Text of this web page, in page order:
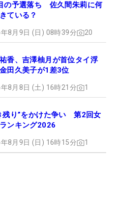
の予選落ち 佐久間朱莉に何
ている？
8月9日 (日) 08時39分 20
香、吉澤柚月が首位タイ浮
田久美子が1差3位
8月8日 (土) 16時21分 1
残り”をかけた争い 第2回女
ンキング2026
8月9日 (日) 16時15分 1